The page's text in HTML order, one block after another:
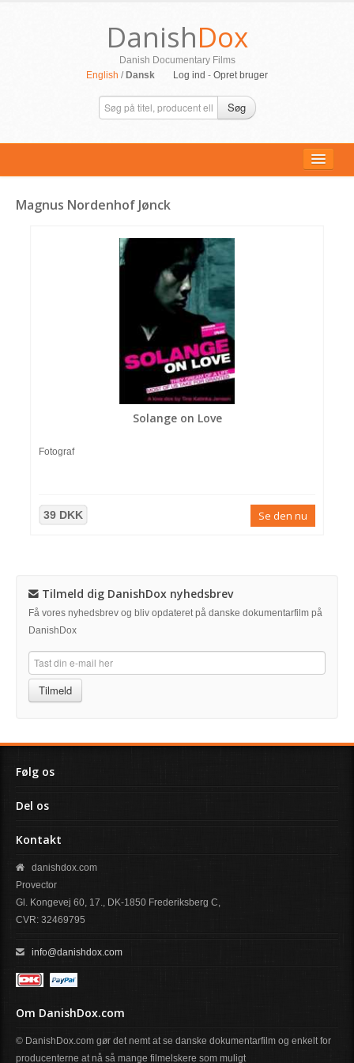
DanishDox
Danish Documentary Films
English / Dansk Log ind - Opret bruger
Søg
ALLE FILM
Magnus Nordenhof Jønck
Solange on Love
Fotograf
39 DKK Se den nu
Tilmeld dig DanishDox nyhedsbrev
Få vores nyhedsbrev og bliv opdateret på danske dokumentarfilm på
DanishDox
Tilmeld
Følg os
Del os
Kontakt
danishdox.com
Provector
Gl. Kongevej 60, 17., DK-1850 Frederiksberg C,
CVR: 32469795
info@danishdox.com
Om DanishDox.com
© DanishDox.com gør det nemt at se danske dokumentarfilm og enkelt for
producenterne at nå så mange filmelskere som muligt